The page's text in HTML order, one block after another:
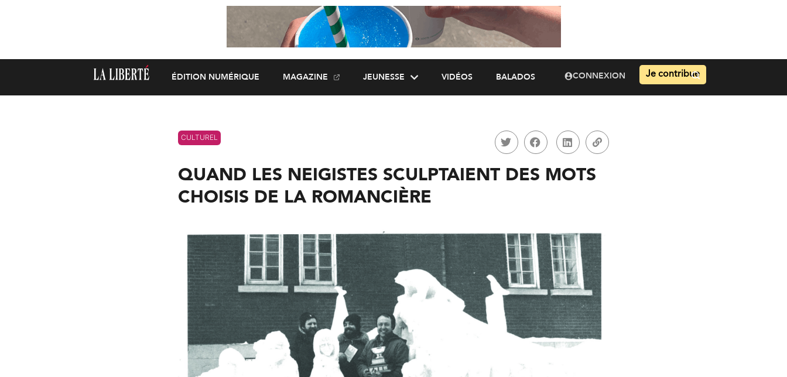
ÉDITION NUMÉRIQUE MAGAZINE JEUNESSE VIDÉOS BALADOS CONNEXION Je contribue
CULTUREL
QUAND LES NEIGISTES SCULPTAIENT DES MOTS
CHOISIS DE LA ROMANCIÈRE